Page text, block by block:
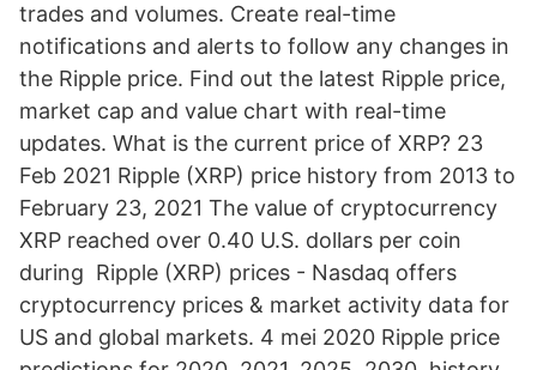
trades and volumes. Create real-time
notifications and alerts to follow any changes in
the Ripple price. Find out the latest Ripple price,
market cap and value chart with real-time
updates. What is the current price of XRP? 23
Feb 2021 Ripple (XRP) price history from 2013 to
February 23, 2021 The value of cryptocurrency
XRP reached over 0.40 U.S. dollars per coin
during Ripple (XRP) prices - Nasdaq offers
cryptocurrency prices & market activity data for
US and global markets. 4 mei 2020 Ripple price